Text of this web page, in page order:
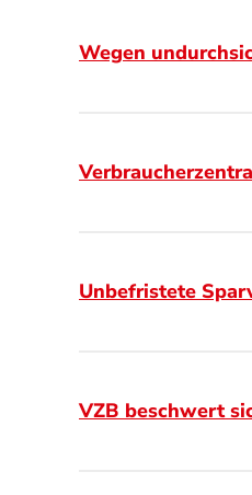
Wegen
Unbefristete
VZB beschwert